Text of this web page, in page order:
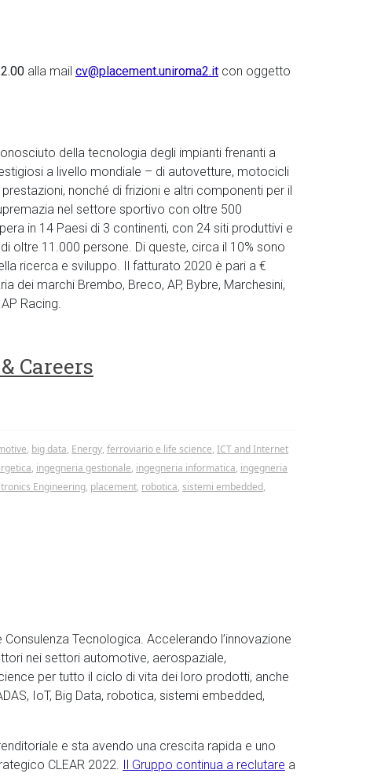
alla mail cv@placement.uniroma2.it con oggetto
della tecnologia degli impianti frenanti a
a livello mondiale – di autovetture, motocicli
nonché di frizioni e altri componenti per il
nel settore sportivo con oltre 500
in 14​ Paesi di 3 continenti, con 24 siti produttivi e
oltre 11.000​ persone. Di queste, circa il 10% sono
ricerca e sviluppo. Il fatturato 2020 è pari a €
dei marchi Brembo, Breco, AP, Bybre, Marchesini,
Racing.​
Careers
, big data, Energy, ferroviario e life science, ICT and Internet
, ingegneria gestionale, ingegneria informatica, ingegneria
Engineering, placement, robotica, sistemi embedded,
Tecnologica. Accelerando l’innovazione
nei settori automotive, aerospaziale,
per tutto il ciclo di vita dei loro prodotti, anche
IoT, Big Data, robotica, sistemi embedded,
e sta avendo una crescita rapida e uno
CLEAR 2022. Il Gruppo continua a reclutare a